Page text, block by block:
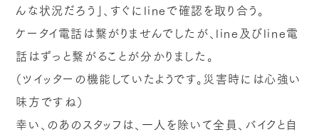
んな状況だろう」、すぐにlineで確認を取り合う。
ケータイ電話は繋がりませんでしたが、line及びline電
話はずっと繋がることが分かりました。
（ツイッターの機能していたようです。災害時には心強い
味方ですね）
幸い、のあのスタッフは、一人を除いて全員、バイクと自